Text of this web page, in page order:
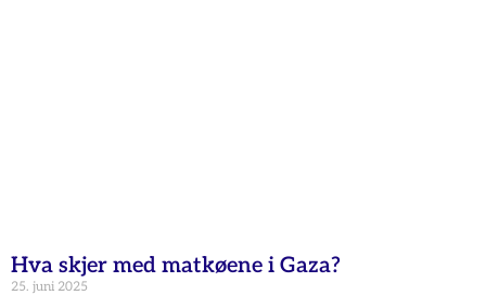
Hva skjer med matkøene i Gaza?
25. juni 2025